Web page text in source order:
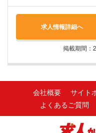
求人情報詳細へ
掲載期間：
会社概要 サイト
よくあるご質問